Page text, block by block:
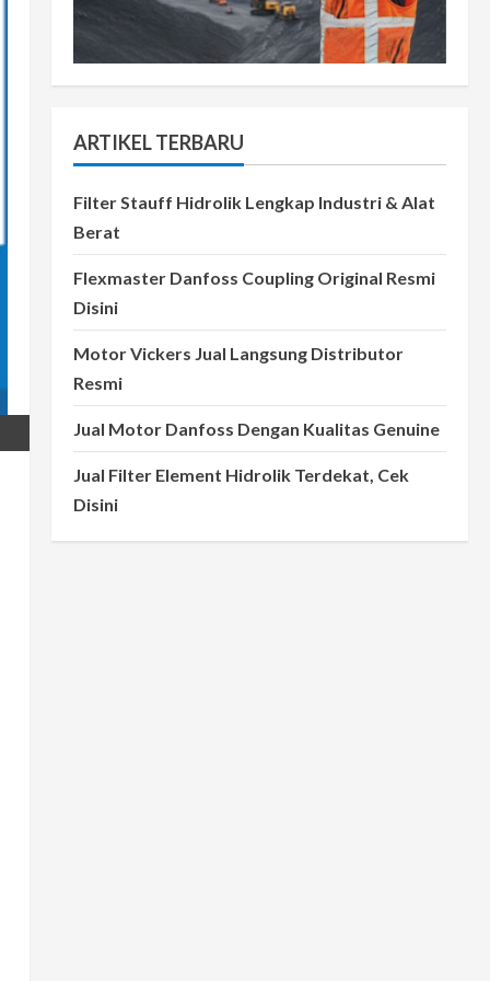
ARTIKEL TERBARU
Filter Stauff Hidrolik Lengkap Industri & Alat
Berat
Flexmaster Danfoss Coupling Original Resmi
Disini
Motor Vickers Jual Langsung Distributor
Resmi
Jual Motor Danfoss Dengan Kualitas Genuine
Jual Filter Element Hidrolik Terdekat, Cek
Disini